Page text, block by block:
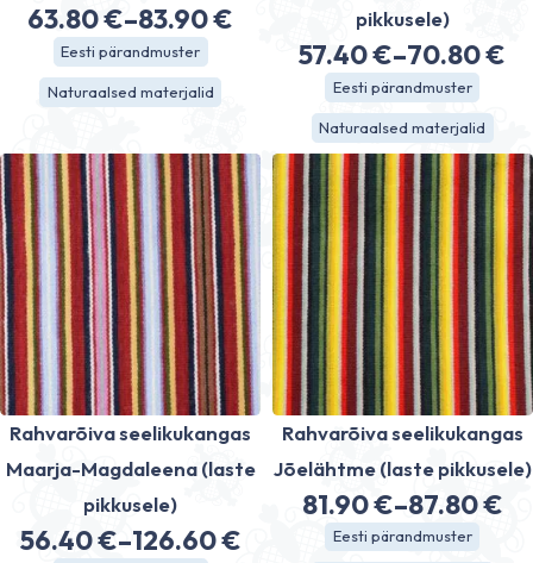
63.80€–83.90€
Price
range:
63.80 €
83.90 €
Eesti pärandmuster
Naturaalsed materjalid
pikkusele)
57.40€–70.80€
Price
range:
57.40 €
through
70.80 €
Eesti pärandmuster
Naturaalsed materjalid
Rahvarõiva seelikukangas
Maarja-Magdaleena (laste
pikkusele)
56.40€–126.60€
Price
Rahvarõiva seelikukangas
Jõelähtme (laste pikkusele)
81.90€–87.80€
Price
range:
Eesti pärandmuster